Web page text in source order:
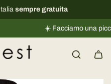
sempre gratuita
information→
☀️ Facciamo una piccola pausa |